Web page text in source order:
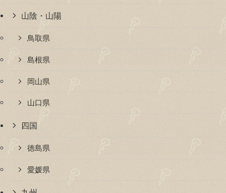
山陰・山陽
鳥取県
島根県
岡山県
山口県
四国
徳島県
愛媛県